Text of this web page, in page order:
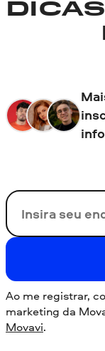
Seu e-mail
Ao me registrar,
marketing da
Movavi.